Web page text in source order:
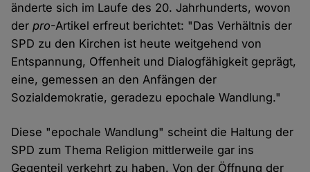
änderte sich im Laufe des 20. Jahrhunderts, wovon
derpro-Artikel erfreut berichtet: "Das Verhältnis der
SPD zu den Kirchen ist heute weitgehend von
Entspannung, Offenheit und Dialogfähigkeit geprägt,
eine, gemessen an den Anfängen der
Sozialdemokratie, geradezu epochale Wandlung."
Diese "epochale Wandlung" scheint die Haltung der
SPD zum Thema Religion mittlerweile gar ins
Gegenteil verkehrt zu haben. Von der Öffnung der